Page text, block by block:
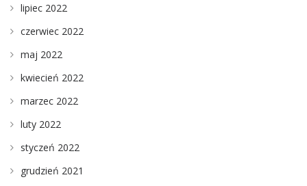
lipiec 2022
czerwiec 2022
maj 2022
kwiecień 2022
marzec 2022
luty 2022
styczeń 2022
grudzień 2021